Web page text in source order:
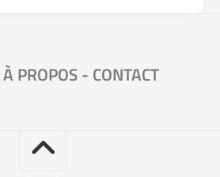
À PROPOS- CONTACT